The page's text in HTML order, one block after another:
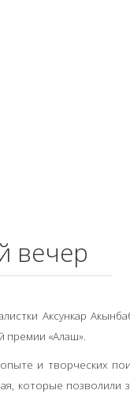
вечер
Аксункар
премии «Алаш».
и творческих
которые позволили